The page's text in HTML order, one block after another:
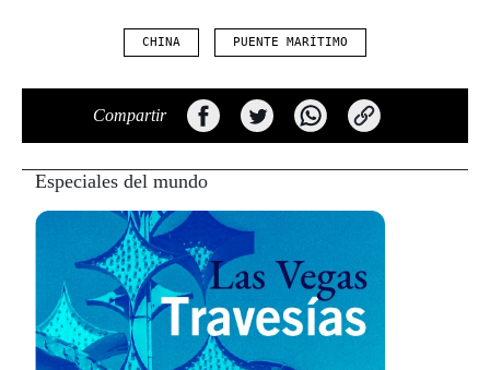
CHINA PUENTE MARÍTIMO
Compartir
Especiales del mundo